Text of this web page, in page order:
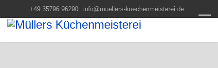
+49 35796 96290 info@muellers-kuechenmeisterei.de